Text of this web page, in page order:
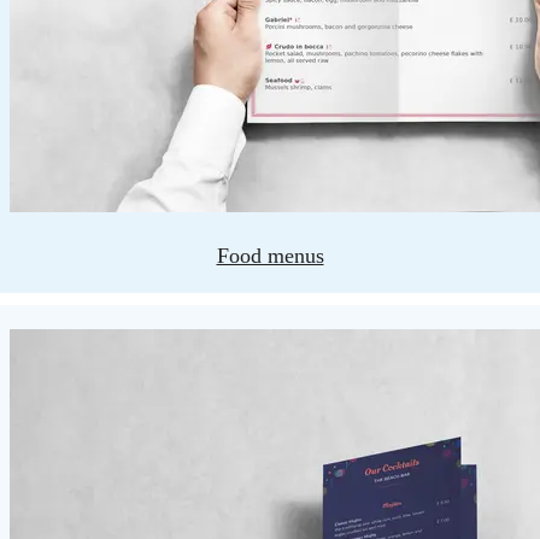
Food menus